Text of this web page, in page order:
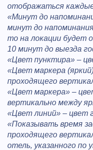
отображаться
«Минут до
минут до
то на локации будет
10 минут до выезда
«Цвет пунктира» –
«Цвет маркера
проходящего
«Цвет маркера» –
вертикально между
«Цвет линий» – цвет
«Показывать время
проходящего
отель, указанного по